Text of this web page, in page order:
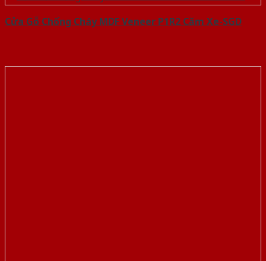
Cửa Gỗ Chống Cháy MDF Veneer P1R2 Căm Xe-SGD